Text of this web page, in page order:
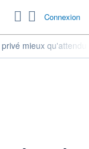
Connexion
mieux